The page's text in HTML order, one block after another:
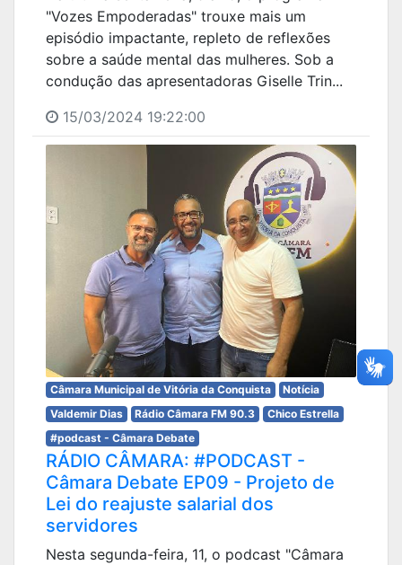
"Vozes Empoderadas" trouxe mais um
episódio impactante, repleto de reflexões
sobre a saúde mental das mulheres. Sob a
condução das apresentadoras Giselle Trin...
15/03/2024 19:22:00
Câmara Municipal de Vitória da Conquista
Notícia
Valdemir Dias
Rádio Câmara FM 90.3
Chico Estrella
#podcast - Câmara Debate
RÁDIO CÂMARA: #PODCAST -
Câmara Debate EP09 - Projeto de
Lei do reajuste salarial dos
servidores
Nesta segunda-feira, 11, o podcast "Câmara